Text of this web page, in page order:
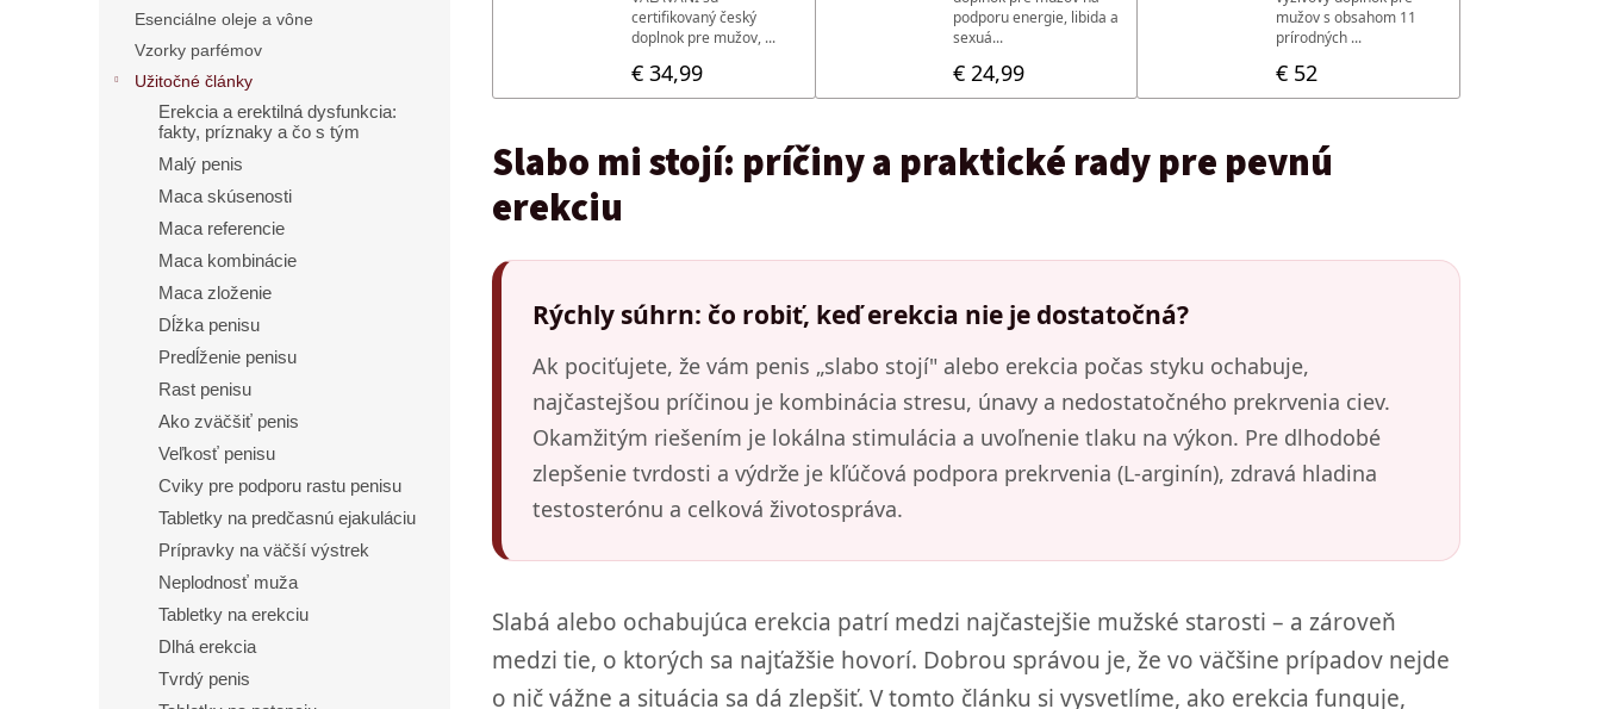
Esenciálne oleje a vône
Vzorky parfémov
Užitočné články
Erekcia a erektilná dysfunkcia:
fakty, príznaky a čo s tým
Malý penis
Maca skúsenosti
Maca referencie
Maca kombinácie
Maca zloženie
Dĺžka penisu
Predĺženie penisu
Rast penisu
Ako zväčšiť penis
Veľkosť penisu
Cviky pre podporu rastu penisu
Tabletky na predčasnú ejakuláciu
Prípravky na väčší výstrek
Neplodnosť muža
Tabletky na erekciu
Dlhá erekcia
Tvrdý penis
Slabo mi stojí: príčiny a praktické rady pre pevnú
erekciu
Rýchly súhrn: čo robiť, keď erekcia nie je dostatočná?
Ak pociťujete, že vám penis „slabo stojí" alebo erekcia počas styku ochabuje,
najčastejšou príčinou je kombinácia stresu, únavy a nedostatočného prekrvenia ciev.
Okamžitým riešením je lokálna stimulácia a uvoľnenie tlaku na výkon. Pre dlhodobé
zlepšenie tvrdosti a výdrže je kľúčová podpora prekrvenia (L-arginín), zdravá hladina
testosterónu a celková životospráva.
Slabá alebo ochabujúca erekcia patrí medzi najčastejšie mužské starosti – a zároveň
medzi tie, o ktorých sa najťažšie hovorí. Dobrou správou je, že vo väčšine prípadov nejde
o nič vážne a situácia sa dá zlepšiť. V tomto článku si vysvetlíme, ako erekcia funguje,